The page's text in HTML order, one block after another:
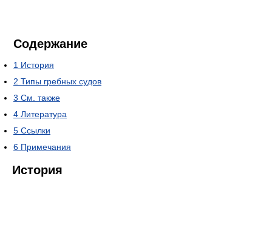
Содержание
1 История
2 Типы гребных судов
3 См. также
4 Литература
5 Ссылки
6 Примечания
История